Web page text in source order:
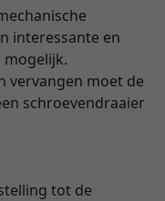
interessante en
vervangen moet de
schroevendraaier
tot de